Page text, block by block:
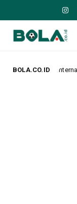
BOLA.CO.ID
di Hong Kong